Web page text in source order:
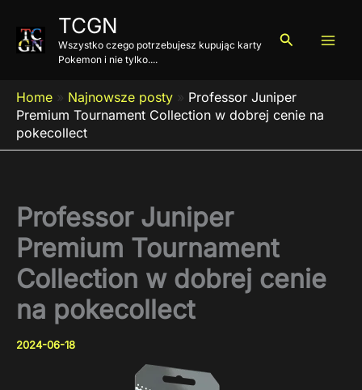
treści
TCGN
Wszystko czego potrzebujesz kupując karty
Pokemon i nie tylko....
Szukaj
Home » Najnowsze posty » Professor Juniper
Premium Tournament Collection w dobrej cenie na
pokecollect
Professor Juniper
Premium Tournament
Collection w dobrej cenie
na pokecollect
2024-06-18